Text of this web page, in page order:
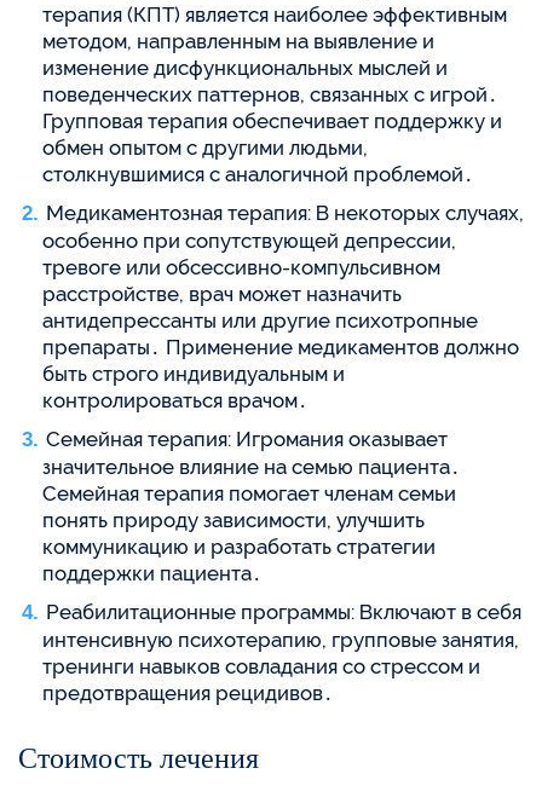
терапия (КПТ) является наиболее эффективным
методом, направленным на выявление и
изменение дисфункциональных мыслей и
поведенческих паттернов, связанных с игрой․
Групповая терапия обеспечивает поддержку и
обмен опытом с другими людьми,
столкнувшимися с аналогичной проблемой․
Медикаментозная терапия: В некоторых случаях,
особенно при сопутствующей депрессии,
тревоге или обсессивно-компульсивном
расстройстве, врач может назначить
антидепрессанты или другие психотропные
препараты․ Применение медикаментов должно
быть строго индивидуальным и
контролироваться врачом․
Семейная терапия: Игромания оказывает
значительное влияние на семью пациента․
Семейная терапия помогает членам семьи
понять природу зависимости, улучшить
коммуникацию и разработать стратегии
поддержки пациента․
Реабилитационные программы: Включают в себя
интенсивную психотерапию, групповые занятия,
тренинги навыков совладания со стрессом и
предотвращения рецидивов․
Стоимость лечения